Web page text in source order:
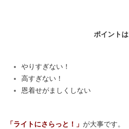
ポイントは
やりすぎない！
高すぎない！
恩着せがましくしない
「ライトにさらっと！」が大事です。